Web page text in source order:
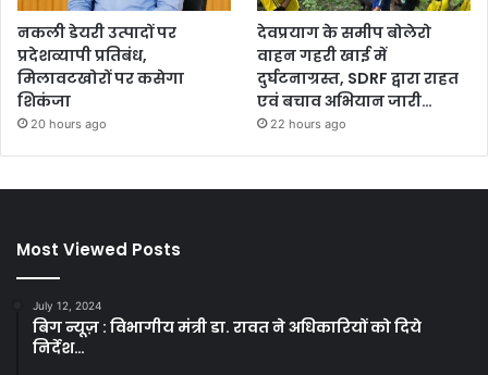
नकली डेयरी उत्पादों पर
प्रदेशव्यापी प्रतिबंध,
मिलावटखोरों पर कसेगा
शिकंजा
20 hours ago
देवप्रयाग के समीप बोलेरो
वाहन गहरी खाई में
दुर्घटनाग्रस्त, SDRF द्वारा राहत
एवं बचाव अभियान जारी…
22 hours ago
Most Viewed Posts
July 12, 2024
बिग न्यूज़ : विभागीय मंत्री डा. रावत ने अधिकारियों को दिये
निर्देश…